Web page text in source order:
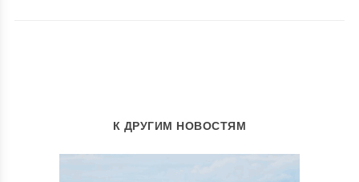
К ДРУГИМ НОВОСТЯМ